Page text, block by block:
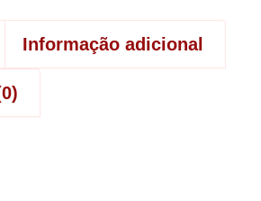
Informação adicional